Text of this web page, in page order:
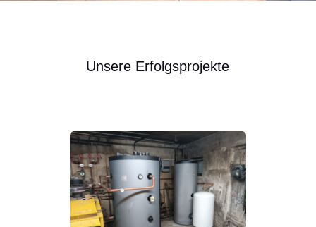
Unsere Erfolgsprojekte